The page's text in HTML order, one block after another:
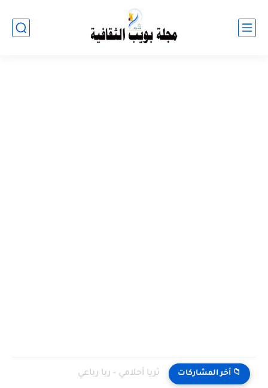
📁 أخر المشاركات ثريا أحلامي - ربا رباعي